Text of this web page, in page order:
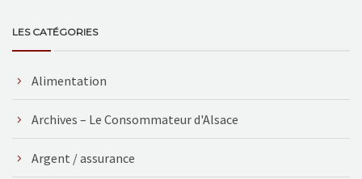
LES CATÉGORIES
Alimentation
Archives – Le Consommateur d'Alsace
Argent / assurance